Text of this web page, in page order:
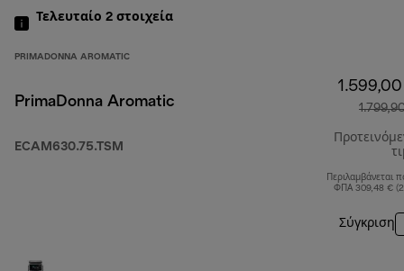
Τελευταίο 2 στοιχεία
PRIMADONNA AROMATIC
PrimaDonna Aromatic
ECAM630.75.TSM
Περιλαμβάνεται
ΦΠΑ 309,48 €
Σύγκριση